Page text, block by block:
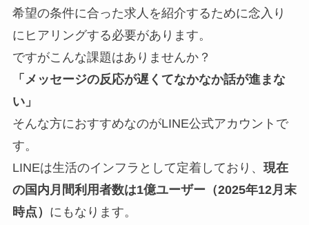
希望の条件に合った求人を紹介するために念入り
にヒアリングする必要があります。
ですがこんな課題はありませんか？
「メッセージの反応が遅くてなかなか話が進まな
い」
そんな方におすすめなのがLINE公式アカウントで
す。
LINEは生活のインフラとして定着しており、 現在
の国内月間利用者数は1億ユーザー（2025年12月末
時点） にもなります。